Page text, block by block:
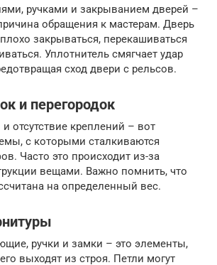
ручками и закрыванием дверей –
обращения к мастерам. Дверь
закрываться, перекашиваться
Уплотнитель смягчает удар
сход двери с рельсов.
и перегородок
отсутствие креплений – вот
с которыми сталкиваются
Часто это происходит из-за
вещами. Важно помнить, что
на определенный вес.
ручки и замки – это элементы,
выходят из строя. Петли могут